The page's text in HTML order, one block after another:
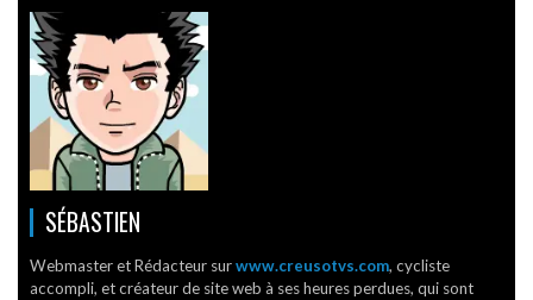
SÉBASTIEN
Webmaster et Rédacteur surwww.creusotvs.com, cycliste
accompli, et créateur de site web à ses heures perdues, qui sont